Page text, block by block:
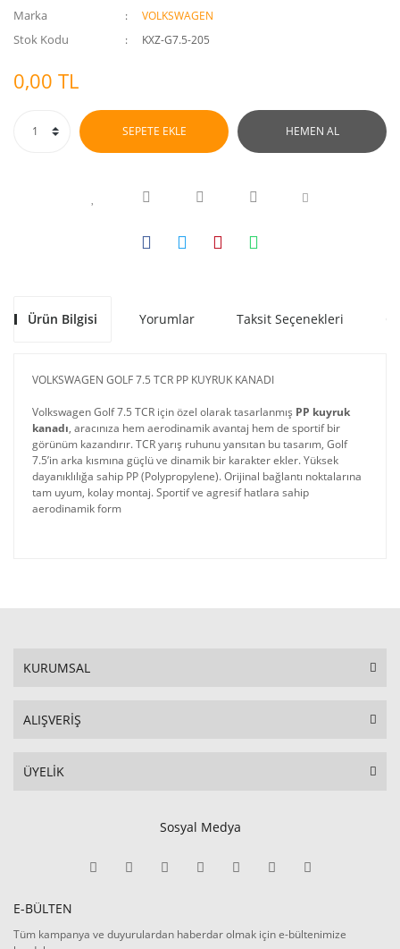
Marka VOLKSWAGEN
Stok Kodu KXZ-G7.5-205
0,00 TL
SEPETE EKLE HEMEN AL
Ürün Bilgisi Yorumlar Taksit Seçenekleri
VOLKSWAGEN GOLF 7.5 TCR PP KUYRUK KANADI
Volkswagen Golf 7.5 TCR için özel olarak tasarlanmış PP kuyruk
kanadı, aracınıza hem aerodinamik avantaj hem de sportif bir
görünüm kazandırır. TCR yarış ruhunu yansıtan bu tasarım, Golf
7.5’in arka kısmına güçlü ve dinamik bir karakter ekler. Yüksek
dayanıklılığa sahip PP (Polypropylene). Orijinal bağlantı noktalarına
tam uyum, kolay montaj. Sportif ve agresif hatlara sahip
aerodinamik form
KURUMSAL
ALIŞVERİŞ
ÜYELİK
Sosyal Medya
E-BÜLTEN
Tüm kampanya ve duyurulardan haberdar olmak için e-bültenimize